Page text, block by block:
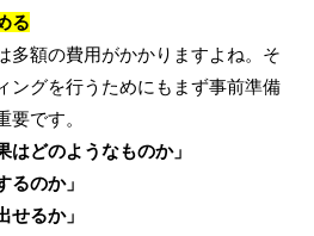
る
多額の費用がかかりますよね。そ
ングを行うためにもまず事前準備
要です。
はどのようなものか」
るのか」
せるか」